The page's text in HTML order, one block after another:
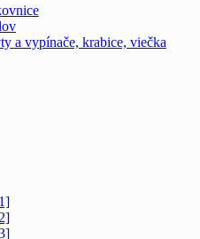
a vypínače, krabice, viečka